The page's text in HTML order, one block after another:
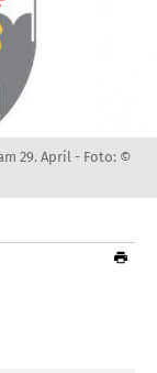
29. April - Foto: ©